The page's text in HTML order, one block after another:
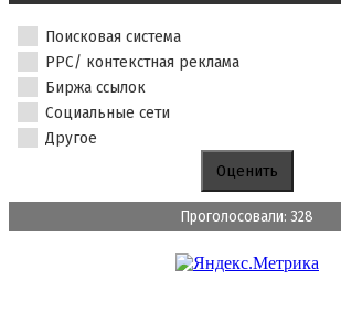
Поисковая система
PPC/ контекстная реклама
Биржа ссылок
Социальные сети
Другое
Проголосовали: 328